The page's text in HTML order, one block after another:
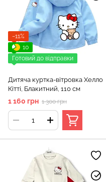
−11%
10
Готовий до відправки
Дитяча куртка-вітровка Хелло
Кітті, Блакитний, 110 см
1 160 грн 1 300 грн